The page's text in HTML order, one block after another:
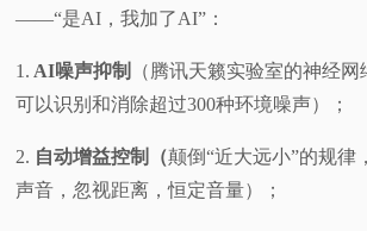
——“是AI，我加了AI”：
1. AI噪声抑制
（腾讯天籁实验室的神经
可以识别和消除超过300种环境噪声）；
2. 自动增益控制（颠倒“近大远小”的规律
声音，忽视距离，恒定音量）；